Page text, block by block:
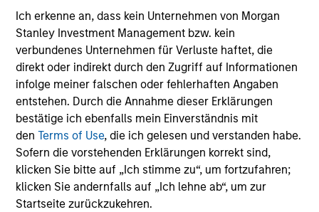
Ich erkenne an, dass kein Unternehmen von Morgan
Stanley Investment Management bzw. kein
verbundenes Unternehmen für Verluste haftet, die
direkt oder indirekt durch den Zugriff auf Informationen
infolge meiner falschen oder fehlerhaften Angaben
entstehen. Durch die Annahme dieser Erklärungen
bestätige ich ebenfalls mein Einverständnis mit
denTerms of Use, die ich gelesen und verstanden habe.
Sofern die vorstehenden Erklärungen korrekt sind,
klicken Sie bitte auf „Ich stimme zu“, um fortzufahren;
klicken Sie andernfalls auf „Ich lehne ab“, um zur
Startseite zurückzukehren.
Sie sich bitte gründlich mit den Anlagezielen und -risiken
sowie den Kosten und Gebühren des Fonds auseinander,
bevor Sie eine Anlageentscheidung treffen.
Der Einsatz von Fremdkapital erhöht die Risiken, so dass
eine relativ kleine Bewegung im Wert einer Anlage zu einer
unverhältnismäßig großen Bewegung, sowohl im negativen
als auch im positiven Sinne, im Wert dieser Anlage und
damit auch im Wert des Fonds führen kann.
Die auf dieser Webseite verfügbaren Unterlagen beziehen
sich auf mehrere Teilfonds der Morgan Stanley Investment
Management Funds-Reihe. Bitte beachten Sie, dass nicht
alle Teilfonds in allen Ländern verfügbar sind und Teilfonds
nicht für Personen mit Wohnsitz in Ländern verfügbar sind,